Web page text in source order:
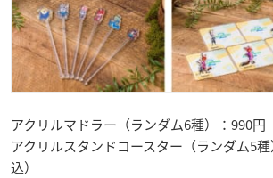
アクリルマドラー（ランダム6種）：990円
アクリルスタンドコースター（ランダム5
込）